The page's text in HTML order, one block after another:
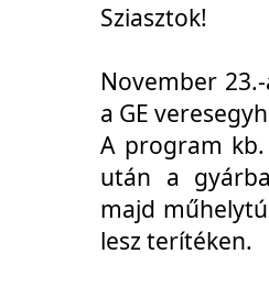
Sziasztok!
November
a GE
A program
után a
majd
lesz terítéken.